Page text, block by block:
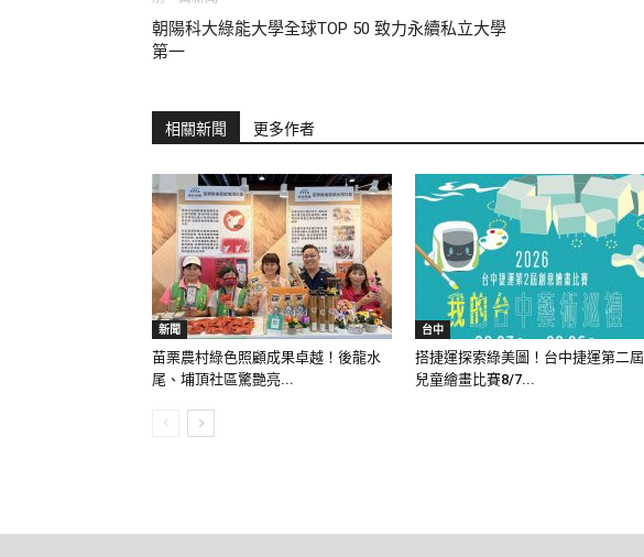
朝陽科大綠能大學全球TOP 50 致力永續私立大學
第一
相關新聞 更多作者
新聞
苗栗農村綠色照顧成果卓越！後龍水
尾、埔頂社區驚艷亮...
台中
搭捷運探索綠美圖！台中捷運第二屆
兒童繪畫比賽8/7...